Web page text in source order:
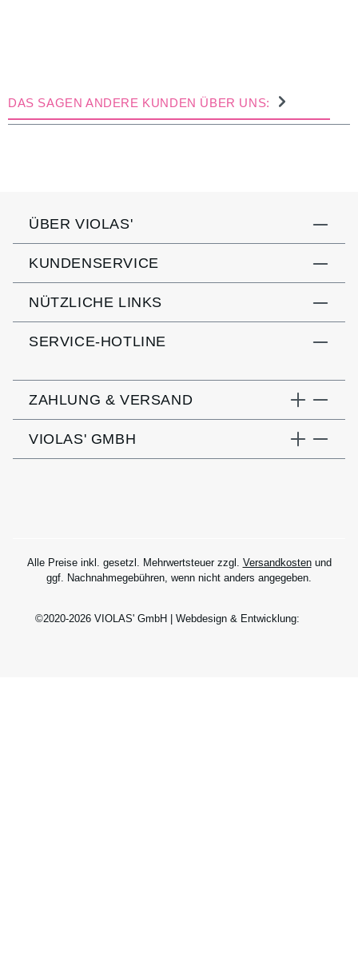
DAS SAGEN ANDERE KUNDEN ÜBER UNS:
ÜBER VIOLAS'
KUNDENSERVICE
NÜTZLICHE LINKS
SERVICE-HOTLINE
ZAHLUNG & VERSAND
VIOLAS' GMBH
Alle Preise inkl. gesetzl. Mehrwertsteuer zzgl. Versandkostenund
ggf. Nachnahmegebühren, wenn nicht anders angegeben.
©2020-2026 VIOLAS' GmbH | Webdesign & Entwicklung: